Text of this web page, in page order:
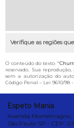
Verifique as regiões
O conteúdo do texto "
reservado. Sua
sem a autorização do
Código Penal – Lei 9610/98
Espeto Mania
Avenida Montemagno,
São Paulo-SP - CEP: